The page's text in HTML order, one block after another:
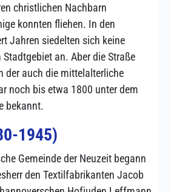
christlichen Nachbarn
konnten fliehen. In den
Jahren siedelten sich keine
an. Aber die Straße
der auch die mittelalterliche
noch bis etwa 1800 unter dem
bekannt.
1945)
Gemeinde der Neuzeit begann
den Textilfabrikanten Jacob